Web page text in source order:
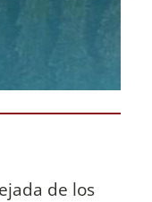
de los